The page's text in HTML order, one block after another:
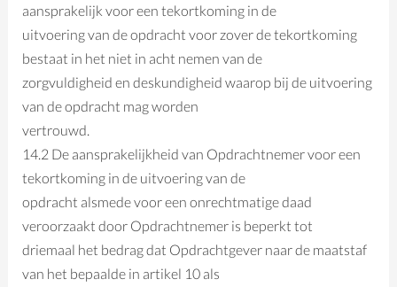
aansprakelijk voor een tekortkoming in de
uitvoering van de opdracht voor zover de tekortkoming
bestaat in het niet in acht nemen van de
zorgvuldigheid en deskundigheid waarop bij de uitvoering
van de opdracht mag worden
vertrouwd.
14.2 De aansprakelijkheid van Opdrachtnemer voor een
tekortkoming in de uitvoering van de
opdracht alsmede voor een onrechtmatige daad
veroorzaakt door Opdrachtnemer is beperkt tot
driemaal het bedrag dat Opdrachtgever naar de maatstaf
van het bepaalde in artikel 10 als